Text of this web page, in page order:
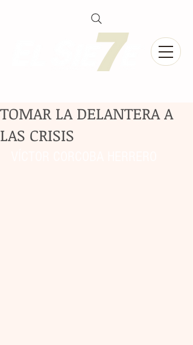
TOMAR LA DELANTERA A
LAS CRISIS